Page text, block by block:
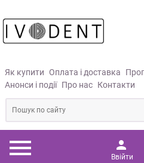
Як купити Оплата і доставка
Анонси і події Про нас Контакти
Ввійти